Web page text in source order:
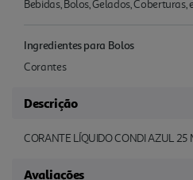
Bebidas, Bolos, Gelados,
Ingredientes para Bolos
Corantes
Descrição
CORANTE LÍQUIDO CONDI AZUL 25
Avaliações